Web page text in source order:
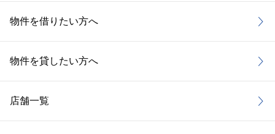
物件を借りたい方へ
物件を貸したい方へ
店舗一覧